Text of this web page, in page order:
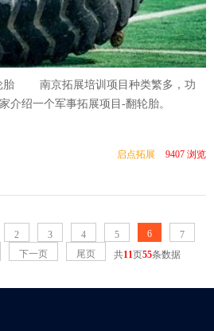
胎 南京拓展培训项目种类繁多，功
介绍一个军事拓展项目-翻轮胎。
启点拓展 9407 浏览
2 3 4 5 6
7
下一页 尾页 共11页55条数据